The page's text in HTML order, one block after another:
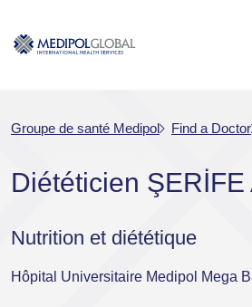
Groupe de santé Medipol Find a Doctor
Diététicien ŞERİFE
Nutrition et diététique
Hôpital Universitaire Medipol Mega